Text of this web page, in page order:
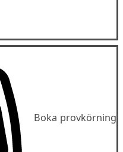
Boka provkörning